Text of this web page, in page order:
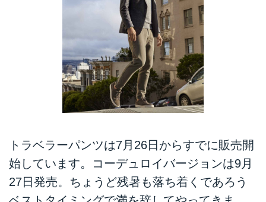
トラベラーパンツは7月26日からすでに販売開
始しています。コーデュロイバージョンは9月
27日発売。ちょうど残暑も落ち着くであろう